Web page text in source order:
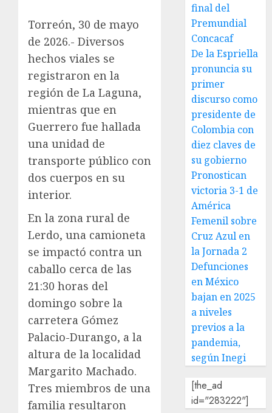
Torreón, 30 de mayo
de 2026.- Diversos
hechos viales se
registraron en la
región de La Laguna,
mientras que en
Guerrero fue hallada
una unidad de
transporte público con
dos cuerpos en su
interior.
En la zona rural de
Lerdo, una camioneta
se impactó contra un
caballo cerca de las
21:30 horas del
domingo sobre la
carretera Gómez
Palacio-Durango, a la
altura de la localidad
Margarito Machado.
Tres miembros de una
familia resultaron
final del
Premundial
Concacaf
De la Espriella
pronuncia su
primer
discurso como
presidente de
Colombia con
diez claves de
su gobierno
Pronostican
victoria 3-1 de
América
Femenil sobre
Cruz Azul en
la Jornada 2
Defunciones
en México
bajan en 2025
a niveles
previos a la
pandemia,
según Inegi
[the_ad
id="283222"]